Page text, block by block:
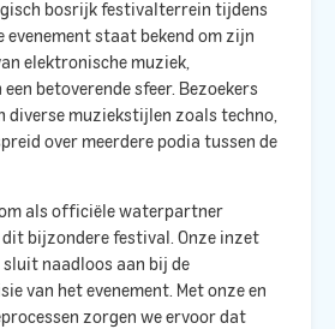
bosrijk festivalterrein tijdens
evenement staat bekend om zijn
elektronische muziek,
betoverende sfeer. Bezoekers
diverse muziekstijlen zoals techno,
over meerdere podia tussen de
als officiële waterpartner
bijzondere festival. Onze inzet
naadloos aan bij de
van het evenement. Met onze en
zorgen we ervoor dat